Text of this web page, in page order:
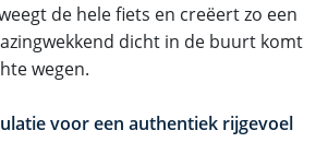
de hele fiets en creëert zo een
dicht in de buurt komt
wegen.
voor een authentiek rijgevoel